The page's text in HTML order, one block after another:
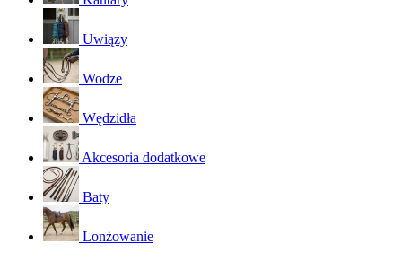
Uwiązy
Wodze
Wędzidła
Akcesoria dodatkowe
Baty
Lonżowanie